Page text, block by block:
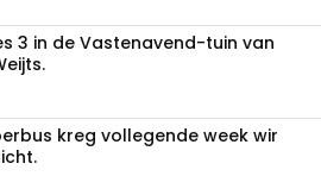
3 in de Vastenavend-tuin van
kreg vollegende week wir